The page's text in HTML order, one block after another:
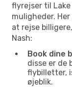
flyrejser til Lake
muligheder.
at rejse
Nash:
Book dine
disse er de
flybilletter,
øjeblik.